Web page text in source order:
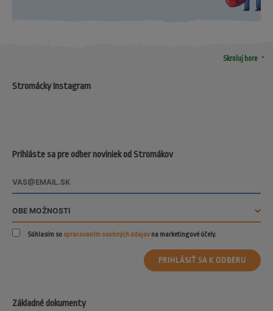
Skroluj hore arrow_drop_up
Základné dokumenty
Prihláste sa pre odber noviniek od Stromákov
Súhlasím so spracovaním osobných údajovna marketingové účely.
PRIHLÁSIŤ SA K ODBERU
Stromácky Instagram